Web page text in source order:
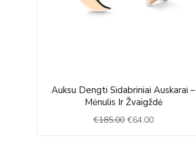
Auksu Dengti Sidabriniai Auskarai –
Mėnulis Ir Žvaigždė
€185.00
price
was:
€185.00.
€64.00
price
€64.00.